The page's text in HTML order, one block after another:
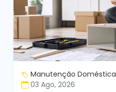
Manutenção Doméstica
03 Ago, 2026